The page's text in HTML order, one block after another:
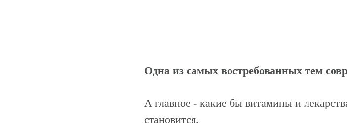
Одна из самых востребованных тем
А главное - какие бы витамины и
становится.